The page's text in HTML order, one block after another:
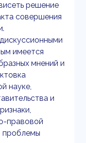
решение
совершения
имеется
мнений и
науке,
и
правовой
проблемы